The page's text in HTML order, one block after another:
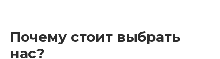
Почему стоит выбрать
нас?